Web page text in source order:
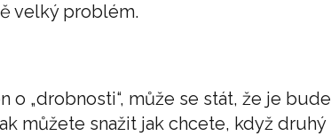
velký problém.
„drobnosti“, může se stát, že je bude
můžete snažit jak chcete, když druhý